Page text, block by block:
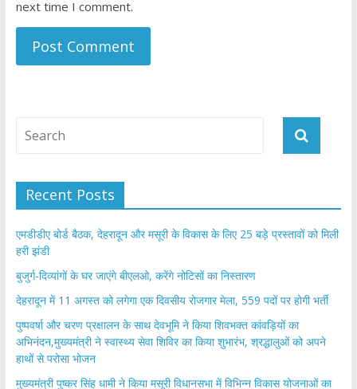
next time I comment.
Recent Posts
एमडीडीए बोर्ड बैठक, देहरादून और मसूरी के विकास के लिए 25 बड़े प्रस्तावों को मिली
हरी झंडी
बुजुर्ग-दिव्यांगों के घर जाएंगे बीएलओ, करेंगे नोटिसों का निस्तारण
​देहरादून में 11 अगस्त को लगेगा एक दिवसीय रोजगार मेला, 559 पदों पर होगी भर्ती
पुष्पवर्षा और चरण प्रक्षालन के साथ देवभूमि ने किया शिवभक्त कांवड़ियों का
अभिनंदन,मुख्यमंत्री ने स्वास्थ्य सेवा शिविर का किया शुभारंभ, श्रद्धालुओं को अपने
हाथों से परोसा भोजन
मुख्यमंत्री पुष्कर सिंह धामी ने किया मसूरी विधानसभा में विभिन्न विकास योजनाओं का